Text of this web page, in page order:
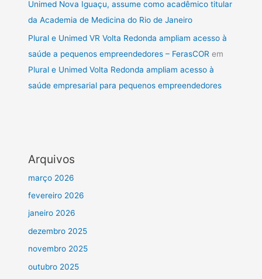
Unimed Nova Iguaçu, assume como acadêmico titular
da Academia de Medicina do Rio de Janeiro
Plural e Unimed VR Volta Redonda ampliam acesso à
saúde a pequenos empreendedores – FerasCOR em
Plural e Unimed Volta Redonda ampliam acesso à
saúde empresarial para pequenos empreendedores
Arquivos
março 2026
fevereiro 2026
janeiro 2026
dezembro 2025
novembro 2025
outubro 2025